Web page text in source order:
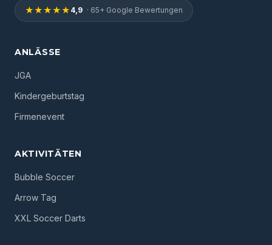
★★★★★ 4,9 · 65+ Google Bewertungen
ANLÄSSE
JGA
Kindergeburtstag
Firmenevent
AKTIVITÄTEN
Bubble Soccer
Arrow Tag
XXL Soccer Darts